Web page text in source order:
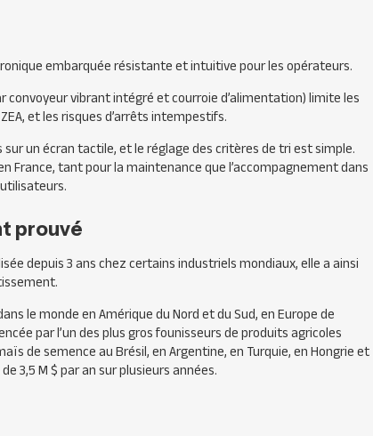
embarquée résistante et intuitive pour les opérateurs.
vibrant intégré et courroie d’alimentation) limite les
et les risques d’arrêts intempestifs.
un écran tactile, et le réglage des critères de tri est simple.
France, tant pour la maintenance que l’accompagnement dans
prouvé
depuis 3 ans chez certains industriels mondiaux, elle a ainsi
le monde en Amérique du Nord et du Sud, en Europe de
par l’un des plus gros founisseurs de produits agricoles
de semence au Brésil, en Argentine, en Turquie, en Hongrie et
3,5 M $ par an sur plusieurs années.